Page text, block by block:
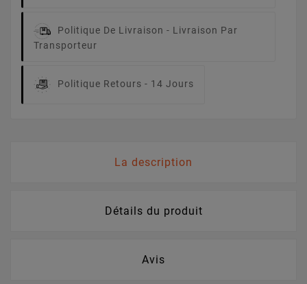
Politique De Livraison - Livraison Par
Transporteur
Politique Retours - 14 Jours
La description
Détails du produit
Avis